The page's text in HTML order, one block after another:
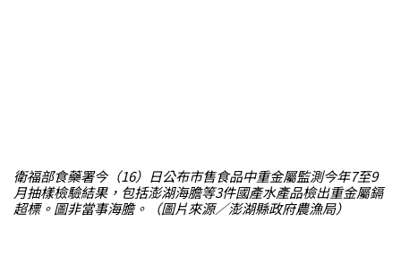
衛福部食藥署今（16）日公布市售食品中重金屬監測今年7至9
月抽樣檢驗結果，包括澎湖海膽等3件國產水產品檢出重金屬鎘
超標。圖非當事海膽。（圖片來源／澎湖縣政府農漁局）